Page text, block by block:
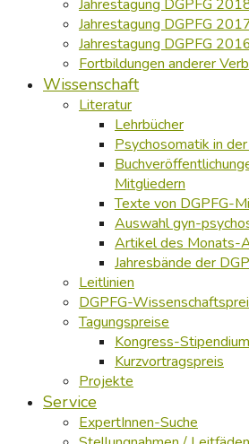
Jahrestagung DGPFG
Jahrestagung DGPFG
Jahrestagung DGPFG
Fortbildungen anderer
Wissenschaft
Literatur
Lehrbücher
Psychosomatik in
Mitgliedern
Texte von DGPFG-
Auswahl gyn-
Artikel des Monats-
Jahresbände der
Leitlinien
DGPFG-
Tagungspreise
Kongress-Stipendium
Kurzvortragspreis
Projekte
Service
ExpertInnen-Suche